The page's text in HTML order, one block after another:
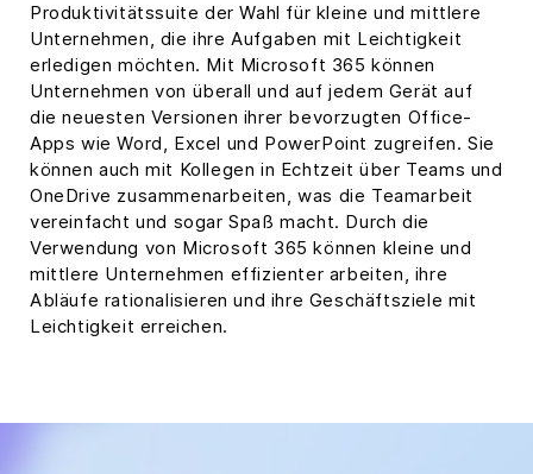
Produktivitätssuite der Wahl für kleine und mittlere
Unternehmen, die ihre Aufgaben mit Leichtigkeit
erledigen möchten. Mit Microsoft 365 können
Unternehmen von überall und auf jedem Gerät auf
die neuesten Versionen ihrer bevorzugten Office-
Apps wie Word, Excel und PowerPoint zugreifen. Sie
können auch mit Kollegen in Echtzeit über Teams und
OneDrive zusammenarbeiten, was die Teamarbeit
vereinfacht und sogar Spaß macht. Durch die
Verwendung von Microsoft 365 können kleine und
mittlere Unternehmen effizienter arbeiten, ihre
Abläufe rationalisieren und ihre Geschäftsziele mit
Leichtigkeit erreichen.